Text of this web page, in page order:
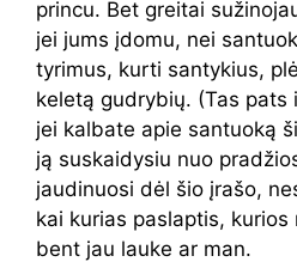
princu. Bet greitai
jei jums įdomu, nei
tyrimus, kurti santykius,
keletą gudrybių. (Tas pats
jei kalbate apie santuoką
ją suskaidysiu nuo
jaudinuosi dėl šio įrašo,
kai kurias paslaptis,
bent jau lauke ar man.